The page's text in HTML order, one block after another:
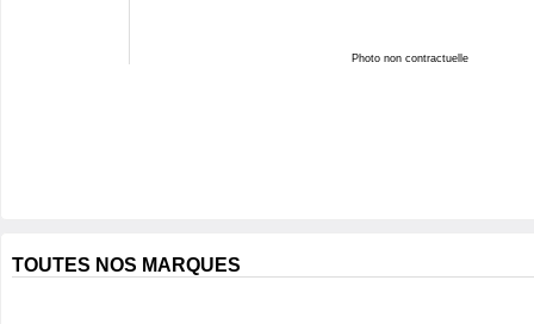
Photo non contractuelle
TOUTES NOS MARQUES